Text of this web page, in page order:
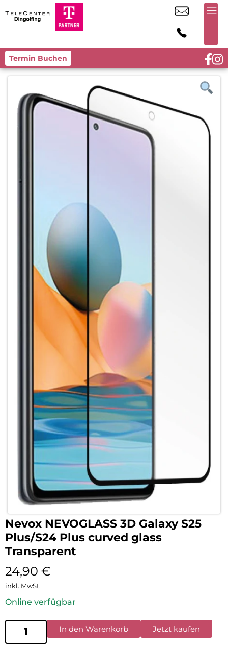
Termin Buchen
Nevox NEVOGLASS 3D Galaxy S25
Plus/S24 Plus curved glass
Transparent
24,90 €
inkl. MwSt.
Online verfügbar
In den Warenkorb Jetzt kaufen